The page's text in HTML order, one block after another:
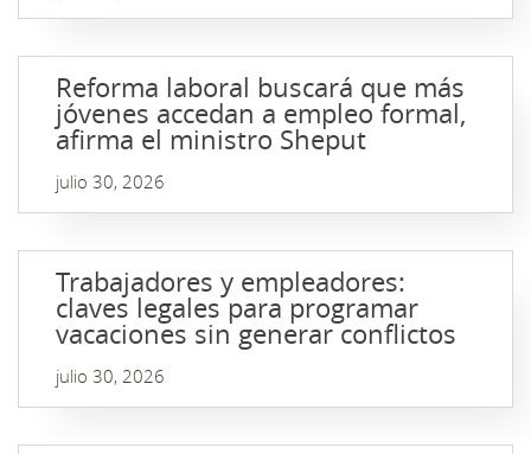
Reforma laboral buscará que más
jóvenes accedan a empleo formal,
afirma el ministro Sheput
julio 30, 2026
Trabajadores y empleadores:
claves legales para programar
vacaciones sin generar conflictos
julio 30, 2026